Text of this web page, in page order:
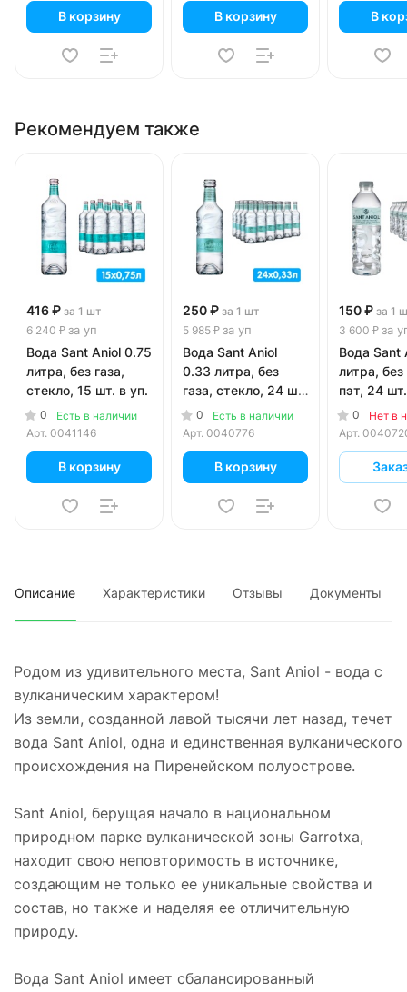
В корзину В корзину В
Рекомендуем также
416 ₽ за 1 шт
6 240 ₽ за уп
Вода Sant Aniol 0.75
литра, без газа,
стекло, 15 шт. в уп.
0
Есть в наличии
Арт. 0041146
В корзину
250 ₽ за 1 шт
5 985 ₽ за уп
Вода Sant Aniol
0.33 литра, без
газа, стекло, 24 шт.
в уп.
0
Есть в наличии
Арт. 0040776
В корзину
150 ₽ за 1
3 600 ₽ за
Вода Sant
литра, без
пэт, 24
0
Нет в
Арт.
Описание Характеристики Отзывы Документы
Родом из удивительного места, Sant Aniol - вода с
вулканическим характером!
Из земли, созданной лавой тысячи лет назад, течет
вода Sant Aniol, одна и единственная вулканического
происхождения на Пиренейском полуострове.
Sant Aniol, берущая начало в национальном
природном парке вулканической зоны Garrotxa,
находит свою неповторимость в источнике,
создающим не только ее уникальные свойства и
состав, но также и наделяя ее отличительную
природу.
Вода Sant Aniol имеет сбалансированный